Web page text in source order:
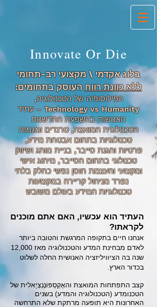
Innovate Or Die
בלוג אקדמי \ מקצועי רב-תחומי
ללא כוונת רווח העוסק בתחומים:
הפילוסופיה של הטכנולוגיה,
Technology vs Humanity – עתיד
האנושות בהשפעת החדשנות
הטכנולוגית המואצת, טרנדים ומגמות
טכנולוגיות בתחום אבטחת מידע,
פרטיות והגנת סייבר, בניית מותג ושיווק
טכנולוגי בתחום הסייבר, מיתוג אישי
ומקצועי והעצמת חוסן נפשי כחלק בלתי
נפרד מניהול קריירה במקצועות
טכנולוגיות המידע בעולם משובש
העתיד הוא עכשיו, האם אתם מוכנים
לקראתו?
אנחנו חיים בתקופה המרגשת והטובה ביותר
לאדם מבחינת המדע והטכנולוגיה מאז 12,000
שנה בה הציוויליזציה האנושית החלה לשלוט
בכדור הארץ.
קצב התפתחות המואצת והאֶקְסְפּוֹנֶנְצְיָאלִית של
הטכנומדע (הטכנולוגיה והמדע) בשנים
האחרונות היא תופעה מרתקת שלא התרחשה